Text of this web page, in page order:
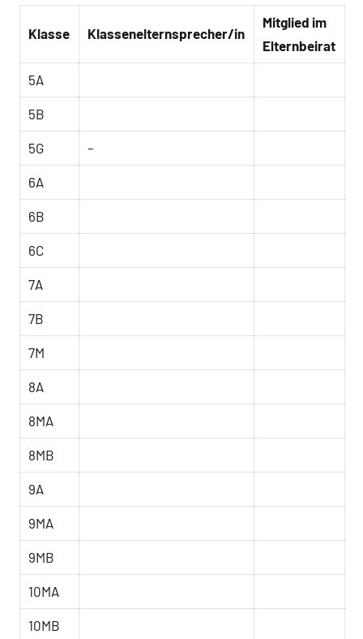
Klasse Klassenelternsprecher/in
Mitglied im
Elternbeirat
5A
5B
5G –
6A
6B
6C
7A
7B
7M
8A
8MA
8MB
9A
9MA
9MB
10MA
10MB